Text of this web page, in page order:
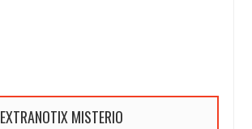
EXTRANOTIX MISTERIO